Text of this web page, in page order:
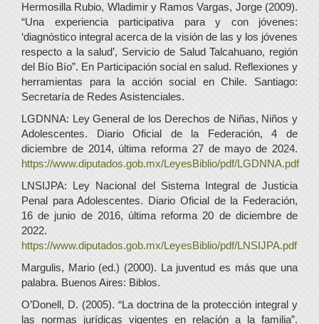
Hermosilla Rubio, Wladimir y Ramos Vargas, Jorge (2009).
“Una experiencia participativa para y con jóvenes:
‘diagnóstico integral acerca de la visión de las y los jóvenes
respecto a la salud’, Servicio de Salud Talcahuano, región
del Bío Bío”. En Participación social en salud. Reflexiones y
herramientas para la acción social en Chile. Santiago:
Secretaría de Redes Asistenciales.
LGDNNA: Ley General de los Derechos de Niñas, Niños y
Adolescentes. Diario Oficial de la Federación, 4 de
diciembre de 2014, última reforma 27 de mayo de 2024.
https://www.diputados.gob.mx/LeyesBiblio/pdf/LGDNNA.pdf
LNSIJPA: Ley Nacional del Sistema Integral de Justicia
Penal para Adolescentes. Diario Oficial de la Federación,
16 de junio de 2016, última reforma 20 de diciembre de
2022.
https://www.diputados.gob.mx/LeyesBiblio/pdf/LNSIJPA.pdf
Margulis, Mario (ed.) (2000). La juventud es más que una
palabra. Buenos Aires: Biblos.
O’Donell, D. (2005). “La doctrina de la protección integral y
las normas jurídicas vigentes en relación a la familia”.